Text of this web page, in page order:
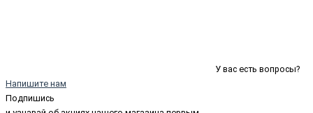
У вас есть вопросы?
Напишите нам
Подпишись